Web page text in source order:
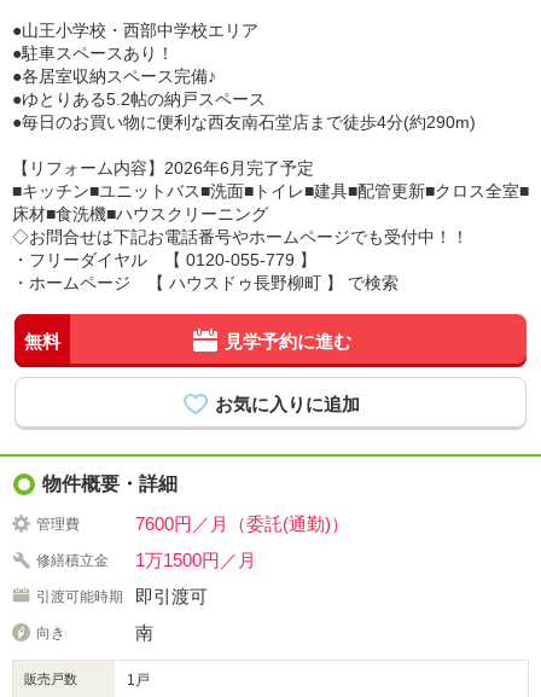
●山王小学校・西部中学校エリア
●駐車スペースあり！
●各居室収納スペース完備♪
●ゆとりある5.2帖の納戸スペース
●毎日のお買い物に便利な西友南石堂店まで徒歩4分(約290m)
【リフォーム内容】2026年6月完了予定
■キッチン■ユニットバス■洗面■トイレ■建具■配管更新■クロス全室■
床材■食洗機■ハウスクリーニング
◇お問合せは下記お電話番号やホームページでも受付中！！
・フリーダイヤル 【 0120-055-779 】
・ホームページ 【 ハウスドゥ長野柳町 】 で検索
無料 見学予約に進む
物件概要・詳細
管理費 7600円／月（委託(通勤)）
修繕積立金 1万1500円／月
引渡可能時期 即引渡可
向き 南
販売戸数 1戸